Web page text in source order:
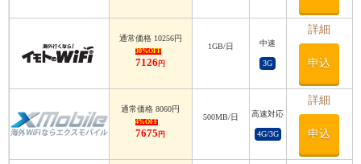
通常価格 10256円
30%OFF
7126 円
1GB/日 中速
3G
詳細
申込
通常価格 8060円
4%OFF
7675 円
500MB/日 高速対応
4G/3G
詳細
申込